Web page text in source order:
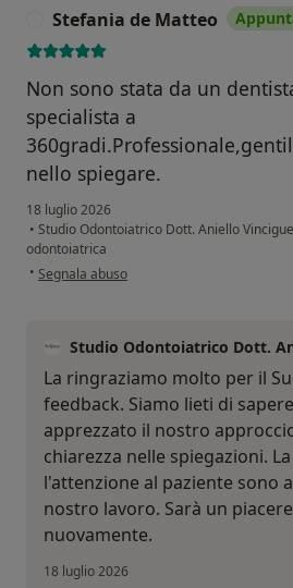
Stefania de Matteo
Non sono stata da un
specialista a
nello spiegare.
18 luglio 2026
• Studio Odontoiatrico Dott. Aniello
odontoiatrica
• secondo l'opinione dell'utente Stefania de
Segnala abuso
Studio Odontoiatrico Dott.
​La ringraziamo molto per il
feedback. Siamo lieti di
apprezzato il nostro
chiarezza nelle spiegazioni.
l'attenzione al paziente sono
nostro lavoro. Sarà un
nuovamente.
18 luglio 2026